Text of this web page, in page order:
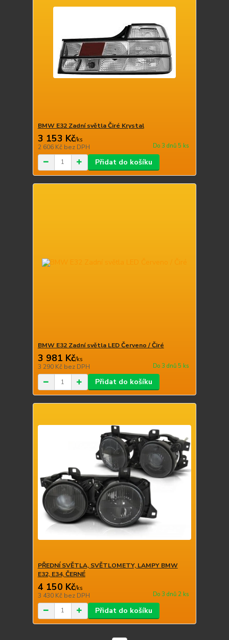
BMW E32 Zadní světla Čiré Krystal
3 153 Kč/ks
2 606 Kč bez DPH Do 3 dnů 5 ks
Přidat do košíku
BMW E32 Zadní světla LED Červeno / Čiré
3 981 Kč/ks
3 290 Kč bez DPH Do 3 dnů 5 ks
Přidat do košíku
PŘEDNÍ SVĚTLA, SVĚTLOMETY, LAMPY BMW
E32, E34, ČERNÉ
4 150 Kč/ks
3 430 Kč bez DPH Do 3 dnů 2 ks
Přidat do košíku